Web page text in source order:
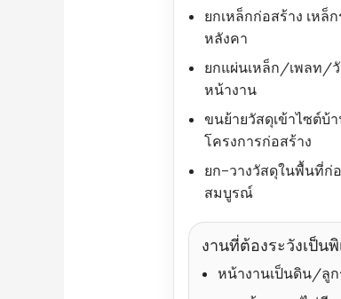
ยกเหล็กก่อสร้าง เหล็
หลังคา
ยกแผ่นเหล็ก/เพลท/
หน้างาน
ขนย้ายวัสดุเข้าไซต์บ้
โครงการก่อสร้าง
ยก–วางวัสดุในพื้นที่ก่
สมบูรณ์
งานที่ต้องระวังเป็น
หน้างานเป็นดิน/ลูก